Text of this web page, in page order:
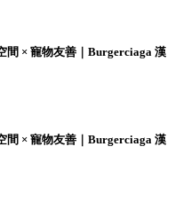
間 × 寵物友善｜Burgerciaga 漢
間 × 寵物友善｜Burgerciaga 漢